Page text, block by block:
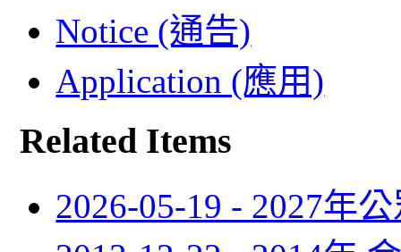
Notice (通告)
Application (應用)
Related Items
2026-05-19 - 2027年